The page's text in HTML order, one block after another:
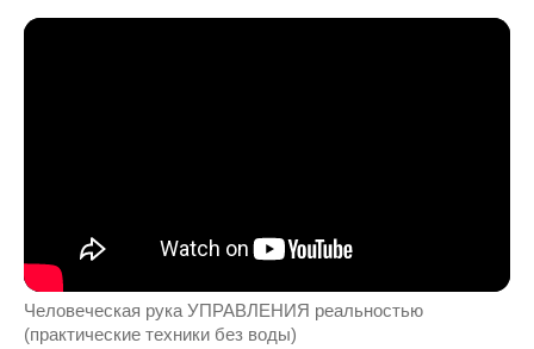
Человеческая рука УПРАВЛЕНИЯ реальностью
(практические техники без воды)